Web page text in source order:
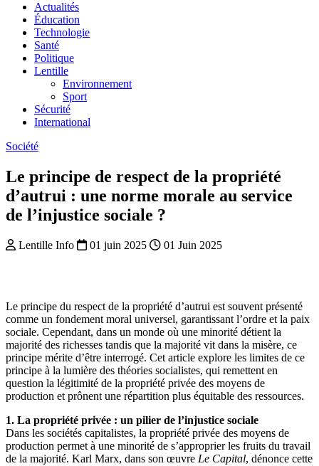
Actualités
Éducation
Technologie
Santé
Politique
Lentille
Environnement
Sport
Sécurité
International
Société
Le principe de respect de la propriété
d’autrui : une norme morale au service
de l’injustice sociale ?
Lentille Info 01 juin 2025 01 Juin 2025
Le principe du respect de la propriété d’autrui est souvent présenté
comme un fondement moral universel, garantissant l’ordre et la paix
sociale. Cependant, dans un monde où une minorité détient la
majorité des richesses tandis que la majorité vit dans la misère, ce
principe mérite d’être interrogé. Cet article explore les limites de ce
principe à la lumière des théories socialistes, qui remettent en
question la légitimité de la propriété privée des moyens de
production et prônent une répartition plus équitable des ressources.
1. La propriété privée : un pilier de l’injustice sociale
Dans les sociétés capitalistes, la propriété privée des moyens de
production permet à une minorité de s’approprier les fruits du travail
de la majorité. Karl Marx, dans son œuvre Le Capital, dénonce cette